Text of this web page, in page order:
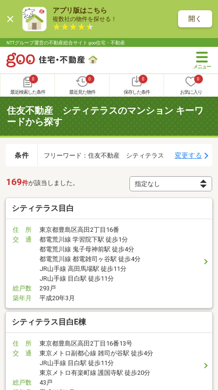
アプリ版はこちら
複数社の物件を探せる！ 開く
NTTグループ運営の不動産総合サイト goo住宅・不動産
0
最近検索した条件
0
最近見た物件
0
保存した条件
0
お気に入り
住友不動産 シティテラスのマンション キーワ
ードから探す
条件 フリーワード：住友不動産 シティテラス 変更する
169件が該当しました。
シティテラス目白
住 所
東京都豊島区高田2丁目16番
交 通
都電荒川線 学習院下駅 徒歩1分
都電荒川線 鬼子母神前駅 徒歩4分
都電荒川線 都電雑司ヶ谷駅 徒歩4分
JR山手線 高田馬場駅 徒歩11分
JR山手線 目白駅 徒歩11分
総戸数
293戸
築年月
平成20年3月
シティテラス目白E棟
住 所
東京都豊島区高田2丁目16番13号
交 通
東京メトロ副都心線 雑司が谷駅 徒歩4分
JR山手線 目白駅 徒歩11分
東京メトロ有楽町線 護国寺駅 徒歩20分
総戸数
43戸